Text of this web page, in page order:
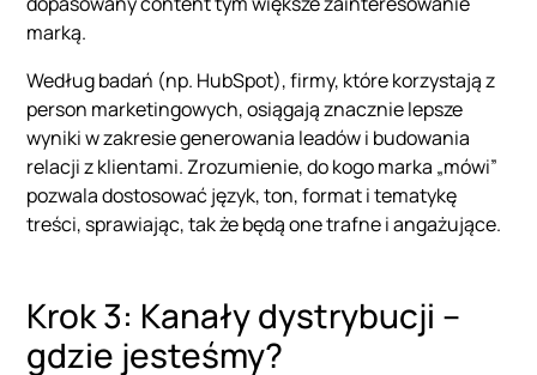
marką.
Według badań (np. HubSpot), firmy, które korzystają z
person marketingowych, osiągają znacznie lepsze
wyniki w zakresie generowania leadów i budowania
relacji z klientami. Zrozumienie, do kogo marka „mówi”
pozwala dostosować język, ton, format i tematykę
treści, sprawiając, tak że będą one trafne i angażujące.
Krok 3: Kanały dystrybucji –
gdzie jesteśmy?